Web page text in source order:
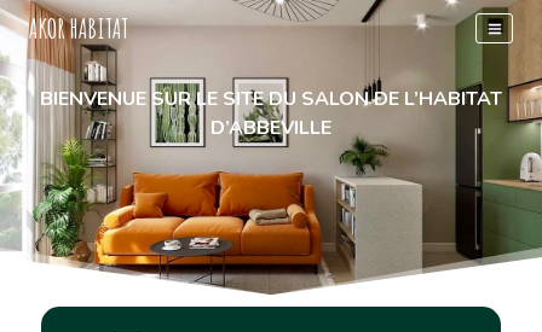
Aller
au
contenu
AKOR HABITAT
BIENVENUE SUR LE SITE DU SALON DE L’HABITAT
D’ABBEVILLE